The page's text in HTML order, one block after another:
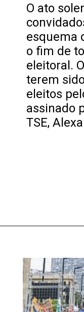
O ato
esquema
o fim de
eleitoral.
terem
eleitos
assinado
TSE,